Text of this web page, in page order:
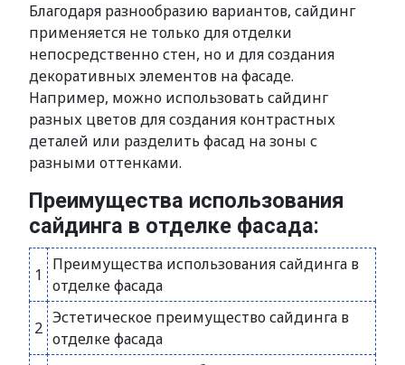
Благодаря разнообразию вариантов, сайдинг
применяется не только для отделки
непосредственно стен, но и для создания
декоративных элементов на фасаде.
Например, можно использовать сайдинг
разных цветов для создания контрастных
деталей или разделить фасад на зоны с
разными оттенками.
Преимущества использования
сайдинга в отделке фасада:
1
Преимущества использования сайдинга в
отделке фасада
2
Эстетическое преимущество сайдинга в
отделке фасада